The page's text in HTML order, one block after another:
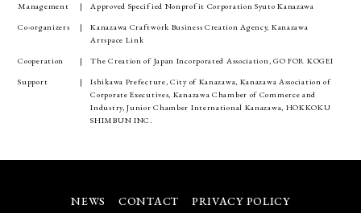
Management
Approved Specified Nonprofit Corporation Syuto Kanazawa
Co-organizers
Kanazawa Craftwork Business Creation Agency, Kanazawa
Artspace Link
Cooperation
The Creation of Japan Incorporated Association, GO FOR KOGEI
Support
Ishikawa Prefecture, City of Kanazawa, Kanazawa Association of
Corporate Executives, Kanazawa Chamber of Commerce and
Industry, Junior Chamber International Kanazawa, HOKKOKU
SHIMBUN INC.
NEWS CONTACT PRIVACY POLICY